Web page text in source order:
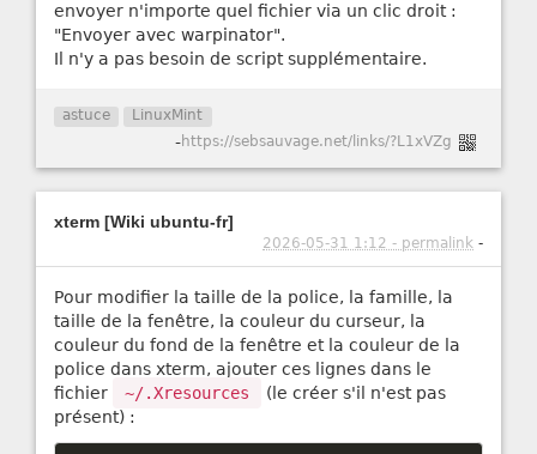
envoyer n'importe quel fichier via un clic droit :
"Envoyer avec warpinator".
Il n'y a pas besoin de script supplémentaire.
astuce LinuxMint
-https://sebsauvage.net/links/?L1xVZg
xterm [Wiki ubuntu-fr]
2026-05-31 1:12 - permalink -
Pour modifier la taille de la police, la famille, la
taille de la fenêtre, la couleur du curseur, la
couleur du fond de la fenêtre et la couleur de la
police dans xterm, ajouter ces lignes dans le
fichier
~/.Xresources
(le créer s'il n'est pas
présent) :